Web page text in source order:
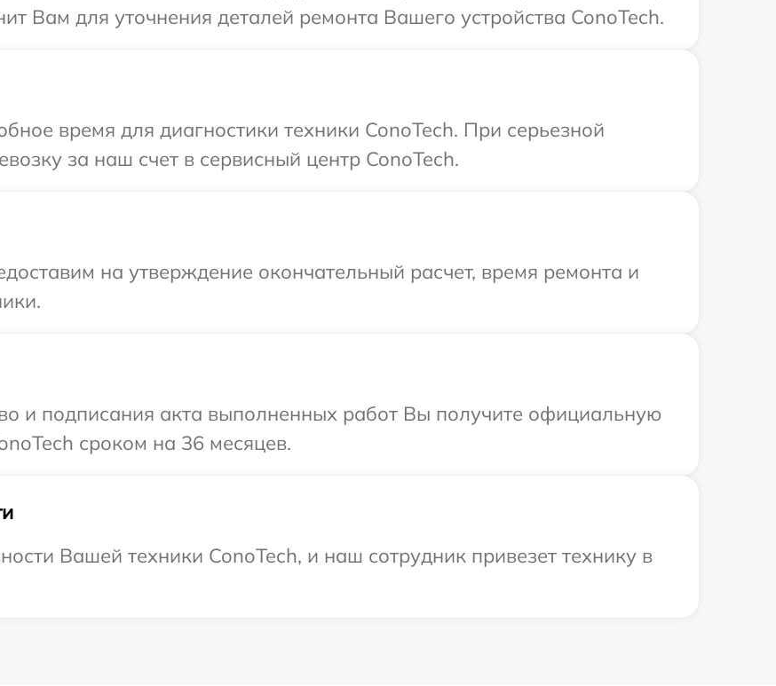
Вам для уточнения деталей ремонта Вашего устройства ConoTech.
время для диагностики техники ConoTech. При серьезной
за наш счет в сервисный центр ConoTech.
на утверждение окончательный расчет, время ремонта и
и подписания акта выполненных работ Вы получите официальную
сроком на 36 месяцев.
Вашей техники ConoTech, и наш сотрудник привезет технику в